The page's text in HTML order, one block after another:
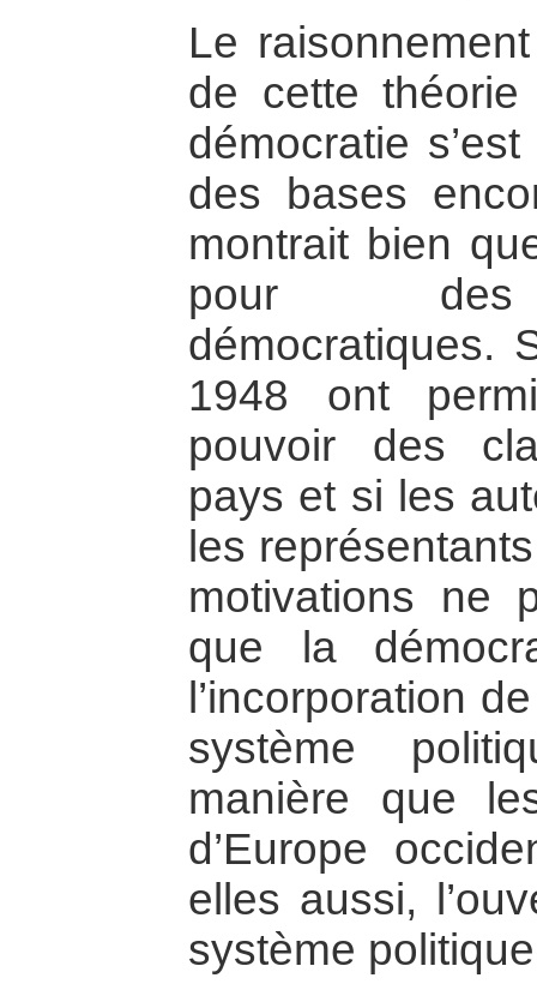
Le
de cette
démocratie
des bases
montrait bien
pour des
démocratiques.
1948 ont
pouvoir des
pays et si les
les
motivations ne
que la
l’incorporation
système
manière que
d’Europe
elles aussi,
système